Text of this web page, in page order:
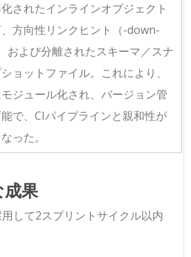
されたインラインオブジェクト
方向性リンクヒント（-down-
および分離されたスキーマ／スナ
ョットファイル。これにより、
ジュール化され、バージョン管
で、CIパイプラインと親和性が
った。
果
して2スプリントサイクル以内